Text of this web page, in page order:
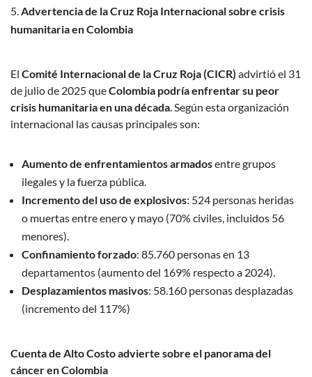
Advertencia de la Cruz Roja Internacional sobre crisis
humanitaria en Colombia
El Comité Internacional de la Cruz Roja (CICR) advirtió el 31
de julio de 2025 queColombia podría enfrentar su peor
crisis humanitaria en una década . Según esta organización
internacional las causas principales son:
Aumento de enfrentamientos armadosentre grupos
ilegales y la fuerza pública.
Incremento del uso de explosivos: 524 personas heridas
o muertas entre enero y mayo (70% civiles, incluidos 56
menores).
Confinamiento forzado: 85.760 personas en 13
departamentos (aumento del 169% respecto a 2024).
Desplazamientos masivos: 58.160 personas desplazadas
(incremento del 117%)
Cuenta de Alto Costo advierte sobre el panorama del
cáncer en Colombia